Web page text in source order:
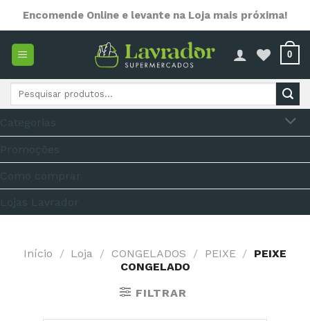
content
Encomende Online e levante na Loja mais próxima!
0
Pesquisar
Início / Loja / CONGELADOS / PEIXE / PEIXE
CONGELADO
FILTRAR